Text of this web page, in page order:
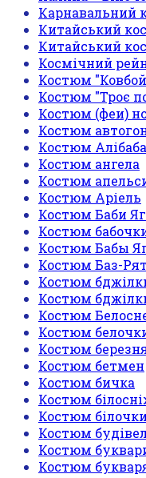
Карнавальний
Китайський
Китайський
Космічний
Костюм
Костюм "Троє
Костюм (феи)
Костюм
Костюм Алібаба
Костюм ангела
Костюм
Костюм Аріель
Костюм Баби
Костюм
Костюм Бабы
Костюм Баз-
Костюм
Костюм
Костюм
Костюм
Костюм
Костюм бетмен
Костюм бичка
Костюм
Костюм білочки
Костюм
Костюм
Костюм